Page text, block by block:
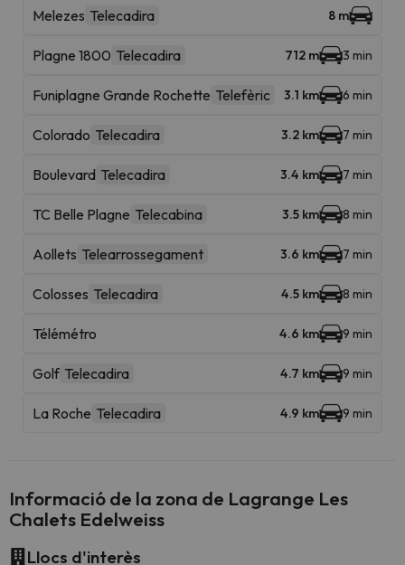
Melezes Telecadira 8 m
Plagne 1800 Telecadira 712 m 3 min
Funiplagne Grande Rochette Telefèric 3.1 km 6 min
Colorado Telecadira 3.2 km 7 min
Boulevard Telecadira 3.4 km 7 min
TC Belle Plagne Telecabina 3.5 km 8 min
Aollets Telearrossegament 3.6 km 7 min
Colosses Telecadira 4.5 km 8 min
Télémétro 4.6 km 9 min
Golf Telecadira 4.7 km 9 min
La Roche Telecadira 4.9 km 9 min
Informació de la zona de Lagrange Les
Chalets Edelweiss
Llocs d'interès